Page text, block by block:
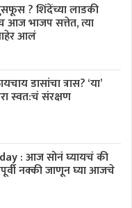
? शिंदेंच्या लाडकी
भाजप सत्तेत, त्या
आलं
डासांचा त्रास? ‘या’
स्वत:चं संरक्षण
: आज सोनं घ्यायचं की
नक्की जाणून घ्या आजचे